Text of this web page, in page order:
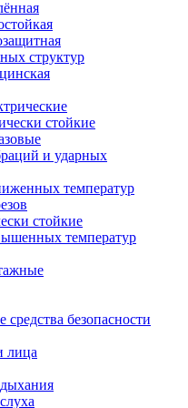
структур
стойкие
и ударных
температур
стойкие
температур
средства безопасности
лица